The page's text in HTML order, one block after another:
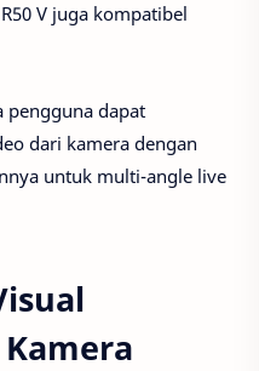
V juga kompatibel
pengguna dapat
dari kamera dengan
untuk multi-angle live